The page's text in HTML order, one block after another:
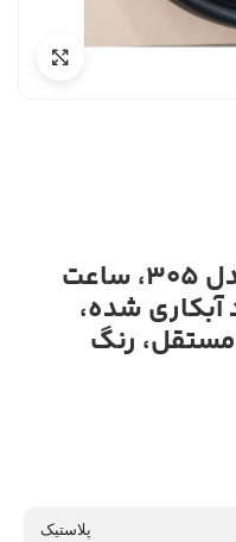
ساعت دیواری تورنتو مدل 305، ساعت
با اعداد آبکاری شده،
مستقل، رنگ
پلاستیک